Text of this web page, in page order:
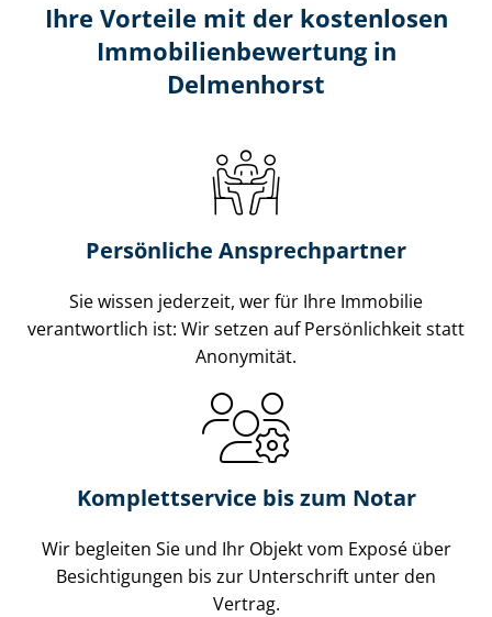
Ihre Vorteile mit der kostenlosen
Im­mo­bi­li­en­be­wer­tung in
Delmenhorst
Persönliche Ansprechpartner
Sie wissen jederzeit, wer für Ihre Immobilie
verantwortlich ist: Wir setzen auf Persönlichkeit statt
Anonymität.
Komplettservice bis zum Notar
Wir begleiten Sie und Ihr Objekt vom Exposé über
Besichtigungen bis zur Unterschrift unter den
Vertrag.